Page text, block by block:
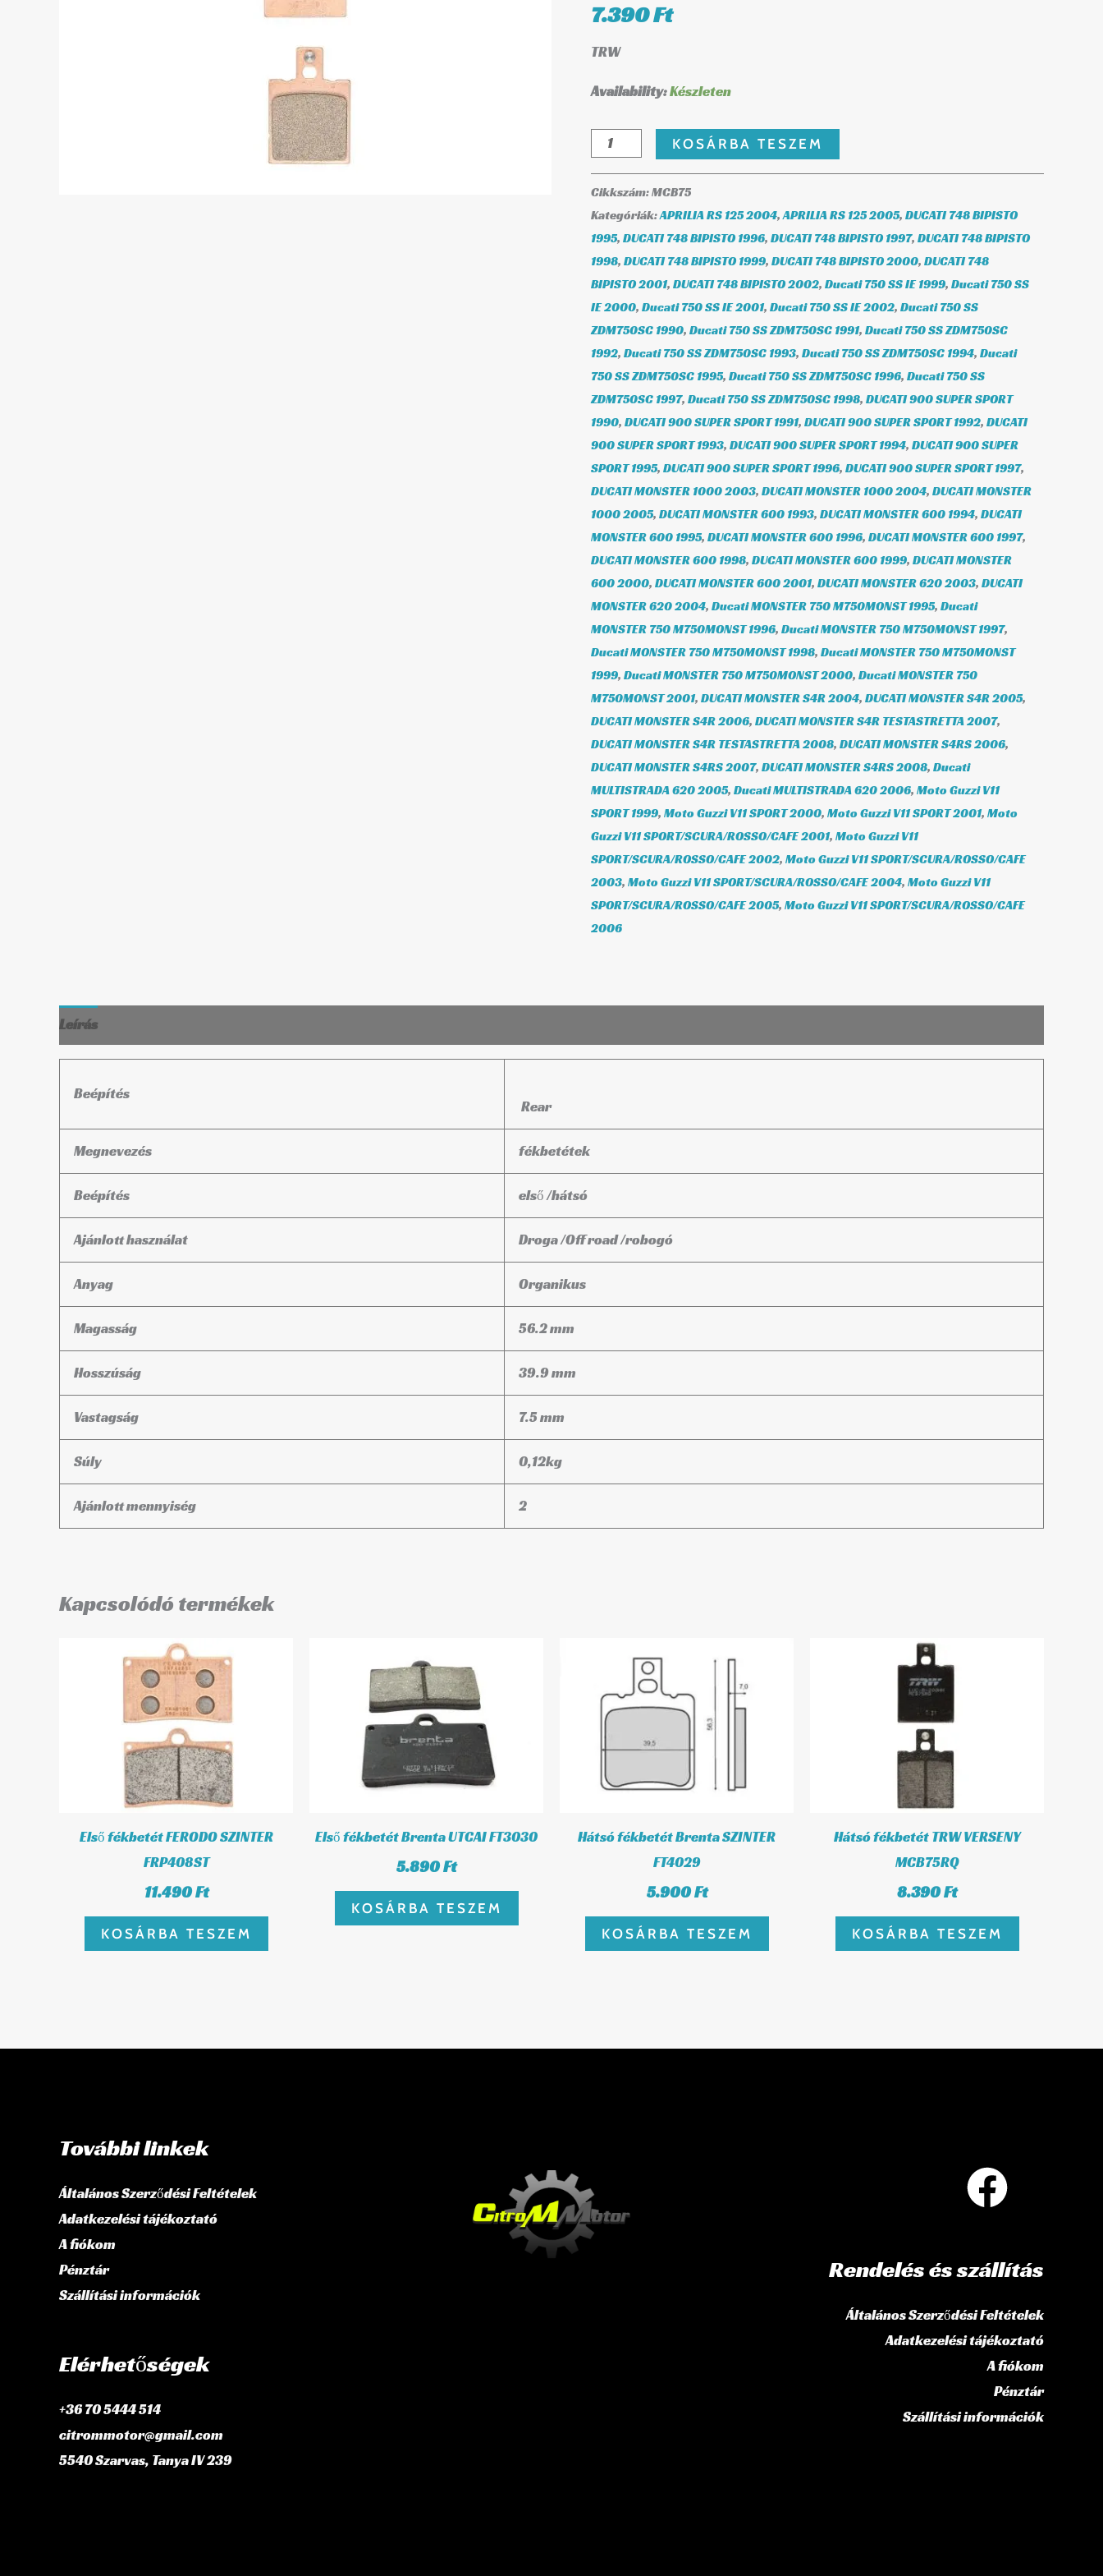
7.390Ft
TRW
Availability:Készleten
mennyiség
KOSÁRBA TESZEM
Cikkszám:MCB75
Kategóriák:APRILIA RS 125 2004, APRILIA RS 125 2005, DUCATI 748 BIPISTO
1995, DUCATI 748 BIPISTO 1996, DUCATI 748 BIPISTO 1997, DUCATI 748 BIPISTO
1998, DUCATI 748 BIPISTO 1999, DUCATI 748 BIPISTO 2000, DUCATI 748
BIPISTO 2001, DUCATI 748 BIPISTO 2002, Ducati 750 SS IE 1999, Ducati 750 SS
IE 2000, Ducati 750 SS IE 2001, Ducati 750 SS IE 2002, Ducati 750 SS
ZDM750SC 1990, Ducati 750 SS ZDM750SC 1991, Ducati 750 SS ZDM750SC
1992, Ducati 750 SS ZDM750SC 1993, Ducati 750 SS ZDM750SC 1994, Ducati
750 SS ZDM750SC 1995, Ducati 750 SS ZDM750SC 1996, Ducati 750 SS
ZDM750SC 1997, Ducati 750 SS ZDM750SC 1998, DUCATI 900 SUPER SPORT
1990, DUCATI 900 SUPER SPORT 1991, DUCATI 900 SUPER SPORT 1992, DUCATI
900 SUPER SPORT 1993, DUCATI 900 SUPER SPORT 1994, DUCATI 900 SUPER
SPORT 1995, DUCATI 900 SUPER SPORT 1996, DUCATI 900 SUPER SPORT 1997,
DUCATI MONSTER 1000 2003, DUCATI MONSTER 1000 2004, DUCATI MONSTER
1000 2005, DUCATI MONSTER 600 1993, DUCATI MONSTER 600 1994, DUCATI
MONSTER 600 1995, DUCATI MONSTER 600 1996, DUCATI MONSTER 600 1997,
DUCATI MONSTER 600 1998, DUCATI MONSTER 600 1999, DUCATI MONSTER
600 2000, DUCATI MONSTER 600 2001, DUCATI MONSTER 620 2003, DUCATI
MONSTER 620 2004, Ducati MONSTER 750 M750MONST 1995, Ducati
MONSTER 750 M750MONST 1996, Ducati MONSTER 750 M750MONST 1997,
Ducati MONSTER 750 M750MONST 1998, Ducati MONSTER 750 M750MONST
1999, Ducati MONSTER 750 M750MONST 2000, Ducati MONSTER 750
M750MONST 2001, DUCATI MONSTER S4R 2004, DUCATI MONSTER S4R 2005,
DUCATI MONSTER S4R 2006, DUCATI MONSTER S4R TESTASTRETTA 2007,
DUCATI MONSTER S4R TESTASTRETTA 2008, DUCATI MONSTER S4RS 2006,
DUCATI MONSTER S4RS 2007, DUCATI MONSTER S4RS 2008, Ducati
MULTISTRADA 620 2005, Ducati MULTISTRADA 620 2006, Moto Guzzi V11
SPORT 1999, Moto Guzzi V11 SPORT 2000, Moto Guzzi V11 SPORT 2001, Moto
Guzzi V11 SPORT/SCURA/ROSSO/CAFE 2001, Moto Guzzi V11
SPORT/SCURA/ROSSO/CAFE 2002, Moto Guzzi V11 SPORT/SCURA/ROSSO/CAFE
2003, Moto Guzzi V11 SPORT/SCURA/ROSSO/CAFE 2004, Moto Guzzi V11
SPORT/SCURA/ROSSO/CAFE 2005, Moto Guzzi V11 SPORT/SCURA/ROSSO/CAFE
2006
Leírás
Beépítés
Rear
Megnevezés fékbetétek
Beépítés első /hátsó
Ajánlott használat Droga /Off road /robogó
Anyag Organikus
Magasság 56.2 mm
Hosszúság 39.9 mm
Vastagság 7.5 mm
Súly 0,12kg
Ajánlott mennyiség 2
Kapcsolódó termékek
Első fékbetét FERODO SZINTER
FRP408ST
11.490Ft
KOSÁRBA TESZEM
Első fékbetét Brenta UTCAI FT3030
5.890Ft
KOSÁRBA TESZEM
Hátsó fékbetét Brenta SZINTER
FT4029
5.900Ft
KOSÁRBA TESZEM
Hátsó fékbetét TRW VERSENY
MCB75RQ
8.390Ft
KOSÁRBA TESZEM
További linkek
Általános Szerződési Feltételek
Adatkezelési tájékoztató
A fiókom
Pénztár
Szállítási információk
Elérhetőségek
+36 70 5444 514
citrommotor@gmail.com
5540 Szarvas, Tanya IV 239
Rendelés és szállítás
Általános Szerződési Feltételek
Adatkezelési tájékoztató
A fiókom
Pénztár
Szállítási információk